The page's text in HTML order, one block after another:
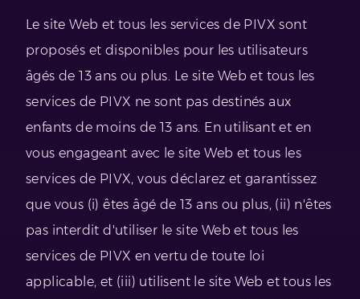
Le site Web et tous les services de PIVX sont
proposés et disponibles pour les utilisateurs
âgés de 13 ans ou plus. Le site Web et tous les
services de PIVX ne sont pas destinés aux
enfants de moins de 13 ans. En utilisant et en
vous engageant avec le site Web et tous les
services de PIVX, vous déclarez et garantissez
que vous (i) êtes âgé de 13 ans ou plus, (ii) n'êtes
pas interdit d'utiliser le site Web et tous les
services de PIVX en vertu de toute loi
applicable, et (iii) utilisent le site Web et tous les